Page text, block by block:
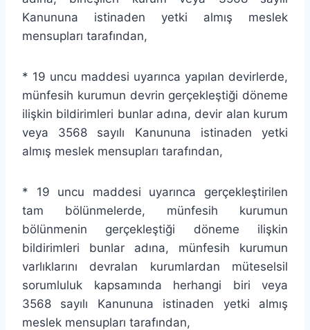
Kanununa istinaden yetki almış meslek
mensupları tarafından,
* 19 uncu maddesi uyarınca yapılan devirlerde,
münfesih kurumun devrin gerçekleştiği döneme
ilişkin bildirimleri bunlar adına, devir alan kurum
veya 3568 sayılı Kanununa istinaden yetki
almış meslek mensupları tarafından,
* 19 uncu maddesi uyarınca gerçekleştirilen
tam bölünmelerde, münfesih kurumun
bölünmenin gerçekleştiği döneme ilişkin
bildirimleri bunlar adına, münfesih kurumun
varlıklarını devralan kurumlardan müteselsil
sorumluluk kapsamında herhangi biri veya
3568 sayılı Kanununa istinaden yetki almış
meslek mensupları tarafından,